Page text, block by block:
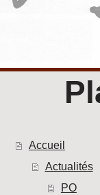
Accueil
Actualités
PO